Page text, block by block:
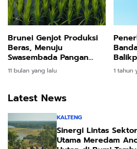
Brunei Genjot Produksi
Beras, Menuju
Swasembada Pangan
Nasional
11 bulan yang lalu 1 tahun
Latest News
KALTENG
Sinergi Lintas
Utama Meredam